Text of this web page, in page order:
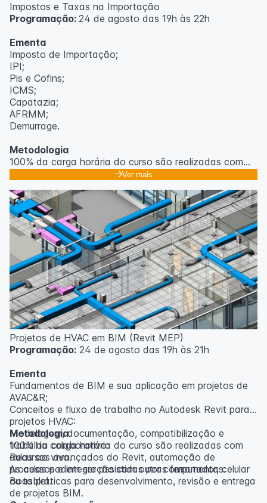
Impostos e Taxas na Importação
Programação: 24 de agosto das 19h às 22h
Ementa
Imposto de Importação;
IPI;
Pis e Cofins;
ICMS;
Capatazia;
AFRMM;
Demurrage.
Metodologia
100% da carga horária do curso são realizadas com
ou tablet.
Outras informações
O curso pode sofrer alteração de dados e horário e os
inscritos serão avisados ​​antecipadamente.
O IPETEC reserva-se o direito de não realizar o curso
caso não atinja o número mínimo de 20 inscritos.
Professor(a):Gabriel Damasceno
Ver mais
Projetos de HVAC em BIM (Revit MEP)
Programação: 24 de agosto das 19h às 21h
Ementa
Fundamentos de BIM e sua aplicação em projetos de
AVAC&R;
Conceitos e fluxo de trabalho no Autodesk Revit para
projetos HVAC:
Modelagem, documentação, compatibilização e
trabalho colaborativo:
Recursos avançados do Revit, automação de
processos e integração com outras ferramentas:
Boas práticas para desenvolvimento, revisão e entrega
de projetos BIM.
Metodologia
100% da carga horária do curso são realizadas com
aulas ao vivo.
As aulas podem ser assistidas por computador, celular
ou tablet.